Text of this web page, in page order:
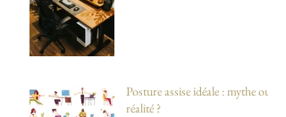
Posture assise idéale : mythe ou
réalité ?